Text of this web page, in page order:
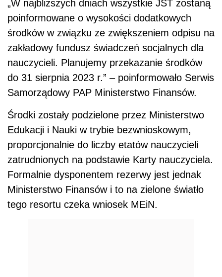
„W najbliższych dniach wszystkie JST zostaną
poinformowane o wysokości dodatkowych
środków w związku ze zwiększeniem odpisu na
zakładowy fundusz świadczeń socjalnych dla
nauczycieli. Planujemy przekazanie środków
do 31 sierpnia 2023 r.” – poinformowało Serwis
Samorządowy PAP Ministerstwo Finansów.
Środki zostały podzielone przez Ministerstwo
Edukacji i Nauki w trybie bezwnioskowym,
proporcjonalnie do liczby etatów nauczycieli
zatrudnionych na podstawie Karty nauczyciela.
Formalnie dysponentem rezerwy jest jednak
Ministerstwo Finansów i to na zielone światło
tego resortu czeka wniosek MEiN.